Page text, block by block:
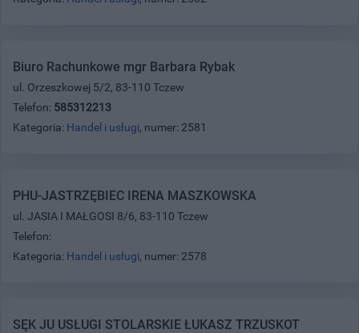
Biuro Rachunkowe mgr Barbara Rybak
ul. Orzeszkowej 5/2, 83-110 Tczew
Telefon: 585312213
Kategoria: Handel i usługi, numer: 2581
PHU-JASTRZĘBIEC IRENA MASZKOWSKA
ul. JASIA I MAŁGOSI 8/6, 83-110 Tczew
Telefon:
Kategoria: Handel i usługi, numer: 2578
SĘK JU USŁUGI STOLARSKIE ŁUKASZ TRZUSKOT